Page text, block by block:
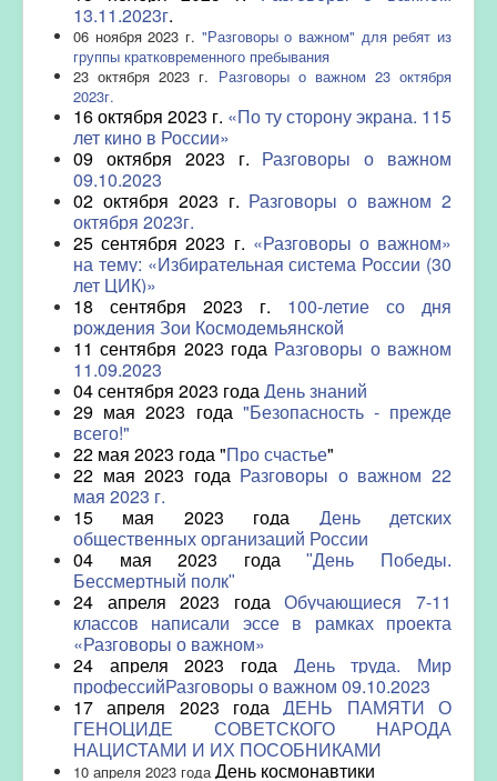
13.11.2023г.
06 ноября 2023 г. "Разговоры о важном" для ребят из
группы кратковременного пребывания
23 октября 2023 г. Разговоры о важном 23 октября
2023г.
16 октября 2023 г. «По ту сторону экрана. 115
лет кино в России»
09 октября 2023 г. Разговоры о важном
09.10.2023
02 октября 2023 г. Разговоры о важном 2
октября 2023г.
25 сентября 2023 г. «Разговоры о важном»
на тему: «Избирательная система России (30
лет ЦИК)»
18 сентября 2023 г. 100-летие со дня
рождения Зои Космодемьянской
11 сентября 2023 года Разговоры о важном
11.09.2023
04 сентября 2023 годаДень знаний
29 мая 2023 года "Безопасность - прежде
всего!"
22 мая 2023 года "Про счастье"
22 мая 2023 года Разговоры о важном 22
мая 2023 г.
15 мая 2023 года День детских
общественных организаций России
04 мая 2023 года"День Победы.
Бессмертный полк"
24 апреля 2023 годаОбучающиеся 7-11
классов написали эссе в рамках проекта
«Разговоры о важном»
24 апреля 2023 года День труда. Мир
профессийРазговоры о важном 09.10.2023
17 апреля 2023 годаДЕНЬ ПАМЯТИ О
ГЕНОЦИДЕ СОВЕТСКОГО НАРОДА
НАЦИСТАМИ И ИХ ПОСОБНИКАМИ
10 апреля 2023 года День космонавтики